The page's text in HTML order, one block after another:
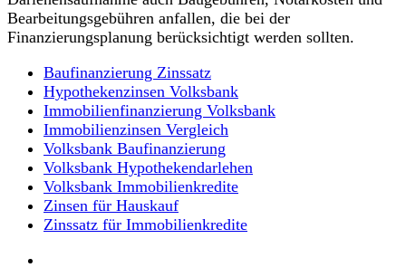
Bearbeitungsgebühren anfallen, die bei der
Finanzierungsplanung berücksichtigt werden sollten.
Baufinanzierung Zinssatz
Hypothekenzinsen Volksbank
Immobilienfinanzierung Volksbank
Immobilienzinsen Vergleich
Volksbank Baufinanzierung
Volksbank Hypothekendarlehen
Volksbank Immobilienkredite
Zinsen für Hauskauf
Zinssatz für Immobilienkredite